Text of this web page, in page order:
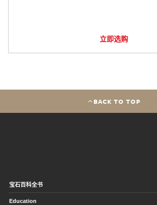
立即选购
BACK TO TOP
宝石百科全书
Education